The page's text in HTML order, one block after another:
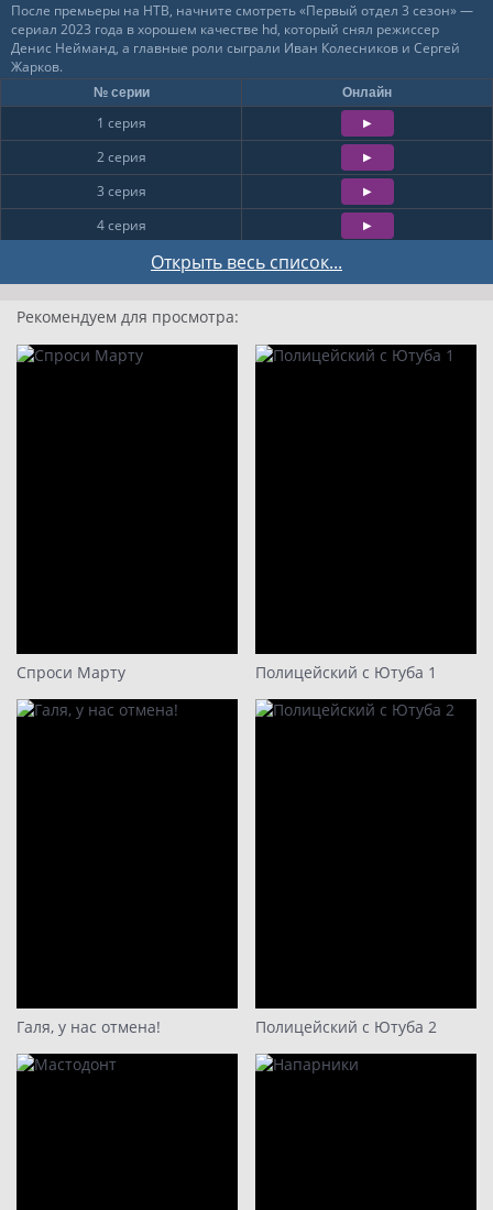
После премьеры на НТВ, начните смотреть «Первый отдел 3 сезон» —
сериал 2023 года в хорошем качестве hd, который снял режиссер
Денис Нейманд, а главные роли сыграли Иван Колесников и Сергей
Жарков.
Открыть весь список...
№ серии Онлайн
1 серия
2 серия
3 серия
4 серия
7 серия
8 серия
17
18
Рекомендуем для просмотра:
Спроси Марту Полицейский с Ютуба 1
Галя, у нас отмена! Полицейский с Ютуба 2